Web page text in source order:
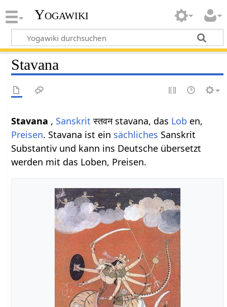
Yogawiki
Stavana
Stavana , Sanskrit स्तवन stavana, das Lob en,
Preisen. Stavana ist ein sächliches Sanskrit
Substantiv und kann ins Deutsche übersetzt
werden mit das Loben, Preisen.